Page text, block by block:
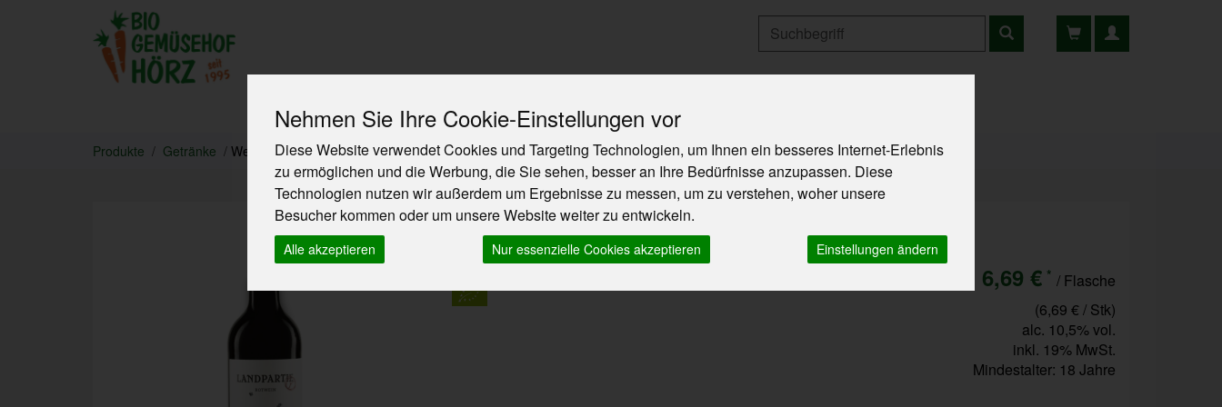
Nehmen Sie Ihre Cookie-Einstellungen vor
Diese Website verwendet Cookies und Targeting Technologien, um Ihnen ein besseres Internet-Erlebnis
zu ermöglichen und die Werbung, die Sie sehen, besser an Ihre Bedürfnisse anzupassen. Diese
Technologien nutzen wir außerdem um Ergebnisse zu messen, um zu verstehen, woher unsere
Besucher kommen oder um unsere Website weiter zu entwickeln.
Alle akzeptieren Nur essenzielle Cookies akzeptieren Einstellungen ändern
Produkte Angebote & Neues So funktioniert`s
Produkte Getränke Wein, Sekt & Co.
Rotwein, Landparty
halbrocken
6,69 € * / Flasche
(6,69 € / Stk)
alc. 10,5% vol.
inkl. 19% MwSt.
Mindestalter: 18 Jahre